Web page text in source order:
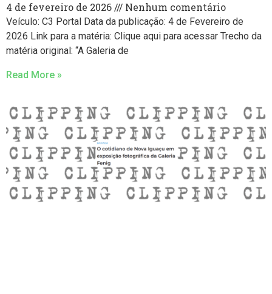
4 de fevereiro de 2026 Nenhum comentário
Veículo: C3 Portal Data da publicação: 4 de Fevereiro de
2026 Link para a matéria: Clique aqui para acessar Trecho da
matéria original: “A Galeria de
Read More »